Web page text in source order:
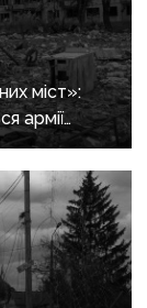
міст»:
армії
до